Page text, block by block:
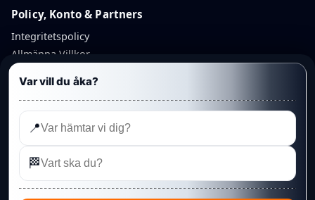
Var vill du åka?
📍
🏁
Policy, Konto & Partners
Integritetspolicy
Allmänna Villkor
Återbetalningspolicy
Partnerkonto
Admin
©Linköping Punkt Taxi AB— Taxi Point. Organisationsnummer: